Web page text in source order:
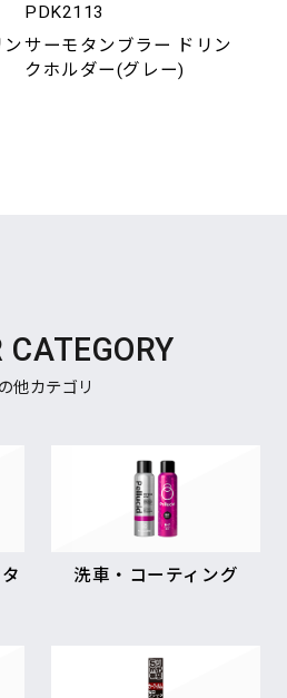
PDK2113
サーモタンブラー ドリン
クホルダー(グレー)
CATEGORY
他カテゴリ
洗車・コーティング